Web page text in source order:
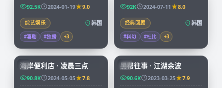
92.5K 2024-01-19 9.0
综艺娱乐 韩国
#喜剧 #独播 +3
92K 2024-07-11 8.0
经典回顾 韩国
#科幻 #杜比 +3
JP
52:28
海岸便利店 · 凌晨三点
90.8K 2024-05-05 7.8
HK
99:41
黑帮往事 · 江湖余波
90.6K 2023-03-25 7.9